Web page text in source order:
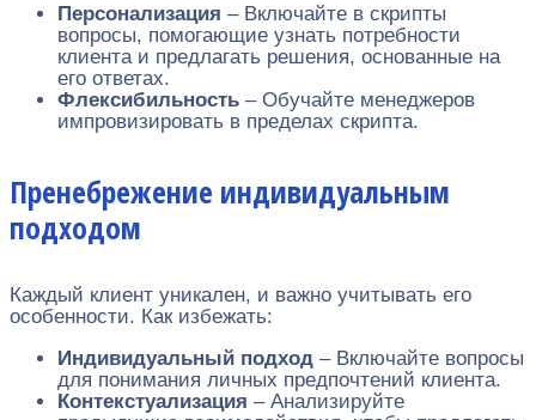
Персонализация – Включайте в скрипты
вопросы, помогающие узнать потребности
клиента и предлагать решения, основанные на
его ответах.
Флексибильность – Обучайте менеджеров
импровизировать в пределах скрипта.
Пренебрежение индивидуальным
подходом
Каждый клиент уникален, и важно учитывать его
особенности. Как избежать:
Индивидуальный подход – Включайте вопросы
для понимания личных предпочтений клиента.
Контекстуализация – Анализируйте